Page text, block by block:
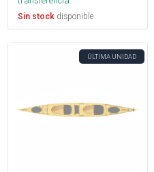
Sin stock disponible
ÚLTIMA UNIDAD